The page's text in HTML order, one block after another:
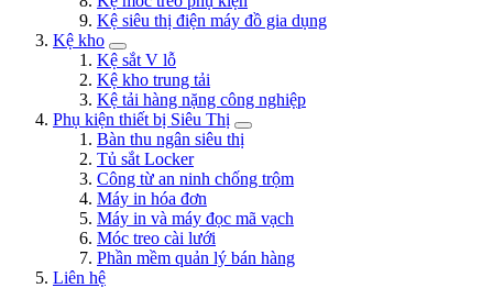
Kệ siêu thị điện máy đồ gia dụng
Kệ kho
Kệ sắt V lỗ
Kệ kho trung tải
Kệ tải hàng nặng công nghiệp
Phụ kiện thiết bị Siêu Thị
Bàn thu ngân siêu thị
Tủ sắt Locker
Công từ an ninh chống trộm
Máy in hóa đơn
Máy in và máy đọc mã vạch
Móc treo cài lưới
Phần mềm quản lý bán hàng
Liên hệ